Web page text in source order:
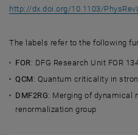
http://dx.doi.org/10.1103/
The labels refer to the following
FOR: DFG Research Unit FOR
QCM: Quantum criticality in
DMF2RG: Merging of dynamical
renormalization group